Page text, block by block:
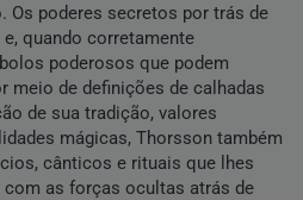
Os poderes secretos por trás de
quando corretamente
poderosos que podem
meio de definições de calhadas
de sua tradição, valores
mágicas, Thorsson também
cânticos e rituais que lhes
as forças ocultas atrás de